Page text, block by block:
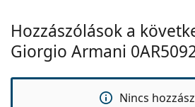
Ez orvostechnikai eszköz.
használati útmutatót.
Hozzászólások a
Giorgio Armani
Nincs